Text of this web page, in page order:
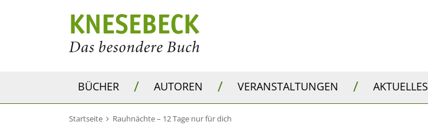
BÜCHER / AUTOREN / VERANSTALTUNGEN / AKTUELLES
Startseite Rauhnächte – 12 Tage nur für dich